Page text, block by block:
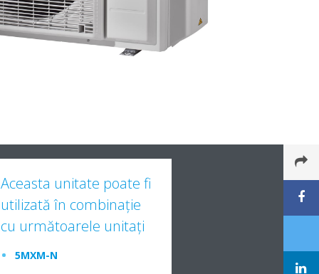
Aceasta unitate poate fi
utilizată în combinaţie
cu următoarele unitaţi
5MXM-N